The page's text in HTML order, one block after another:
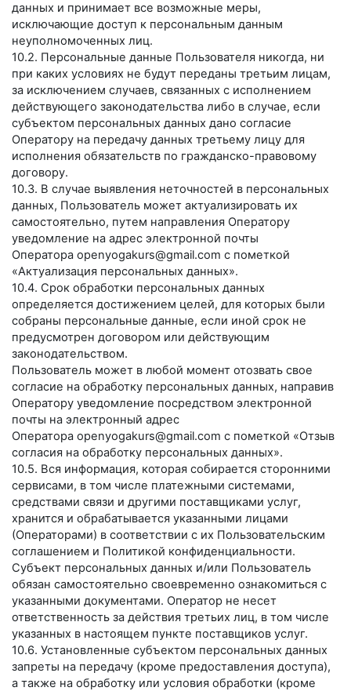
данных и принимает все возможные меры,
исключающие доступ к персональным данным
неуполномоченных лиц.
10.2. Персональные данные Пользователя никогда, ни
при каких условиях не будут переданы третьим лицам,
за исключением случаев, связанных с исполнением
действующего законодательства либо в случае, если
субъектом персональных данных дано согласие
Оператору на передачу данных третьему лицу для
исполнения обязательств по гражданско-правовому
договору.
10.3. В случае выявления неточностей в персональных
данных, Пользователь может актуализировать их
самостоятельно, путем направления Оператору
уведомление на адрес электронной почты
Оператора openyogakurs@gmail.com с пометкой
«Актуализация персональных данных».
10.4. Срок обработки персональных данных
определяется достижением целей, для которых были
собраны персональные данные, если иной срок не
предусмотрен договором или действующим
законодательством.
Пользователь может в любой момент отозвать свое
согласие на обработку персональных данных, направив
Оператору уведомление посредством электронной
почты на электронный адрес
Оператора openyogakurs@gmail.com с пометкой «Отзыв
согласия на обработку персональных данных».
10.5. Вся информация, которая собирается сторонними
сервисами, в том числе платежными системами,
средствами связи и другими поставщиками услуг,
хранится и обрабатывается указанными лицами
(Операторами) в соответствии с их Пользовательским
соглашением и Политикой конфиденциальности.
Субъект персональных данных и/или Пользователь
обязан самостоятельно своевременно ознакомиться с
указанными документами. Оператор не несет
ответственность за действия третьих лиц, в том числе
указанных в настоящем пункте поставщиков услуг.
10.6. Установленные субъектом персональных данных
запреты на передачу (кроме предоставления доступа),
а также на обработку или условия обработки (кроме